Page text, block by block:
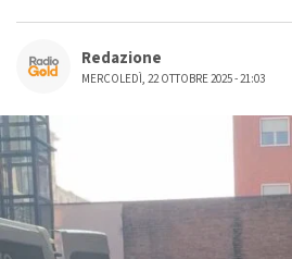
Redazione
MERCOLEDÌ, 22 OTTOBRE 2025 - 21:03